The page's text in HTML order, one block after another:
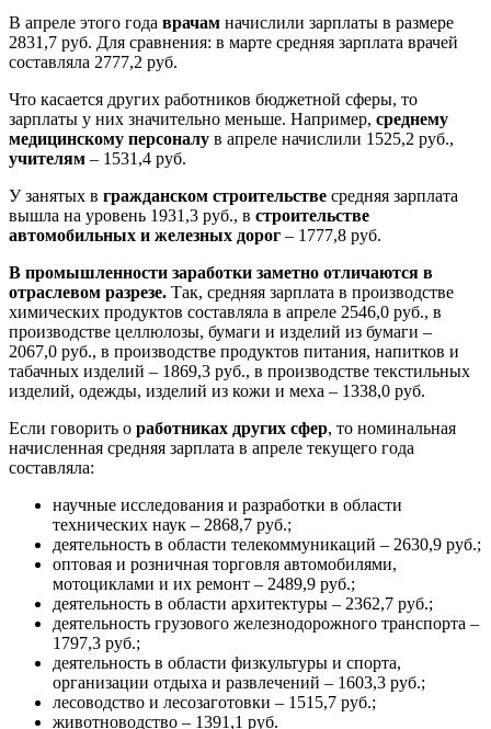
В апреле этого года врачам начислили зарплаты в размере
2831,7 руб. Для сравнения: в марте средняя зарплата врачей
составляла 2777,2 руб.
Что касается других работников бюджетной сферы, то
зарплаты у них значительно меньше. Например, среднему
медицинскому персоналу в апреле начислили 1525,2 руб.,
учителям – 1531,4 руб.
У занятых в гражданском строительстве средняя зарплата
вышла на уровень 1931,3 руб., в строительстве
автомобильных и железных дорог – 1777,8 руб.
В промышленности заработки заметно отличаются в
отраслевом разрезе. Так, средняя зарплата в производстве
химических продуктов составляла в апреле 2546,0 руб., в
производстве целлюлозы, бумаги и изделий из бумаги –
2067,0 руб., в производстве продуктов питания, напитков и
табачных изделий – 1869,3 руб., в производстве текстильных
изделий, одежды, изделий из кожи и меха – 1338,0 руб.
Если говорить о работниках других сфер, то номинальная
начисленная средняя зарплата в апреле текущего года
составляла:
научные исследования и разработки в области
технических наук – 2868,7 руб.;
деятельность в области телекоммуникаций – 2630,9 руб.;
оптовая и розничная торговля автомобилями,
мотоциклами и их ремонт – 2489,9 руб.;
деятельность в области архитектуры – 2362,7 руб.;
деятельность грузового железнодорожного транспорта –
1797,3 руб.;
деятельность в области физкультуры и спорта,
организации отдыха и развлечений – 1603,3 руб.;
лесоводство и лесозаготовки – 1515,7 руб.;
животноводство – 1391,1 руб.